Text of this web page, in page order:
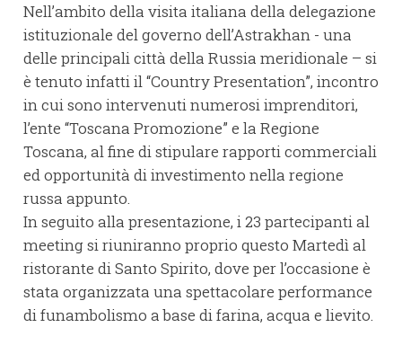
Nell’ambito della visita italiana della delegazione
istituzionale del governo dell’Astrakhan - una
delle principali città della Russia meridionale – si
è tenuto infatti il “Country Presentation”, incontro
in cui sono intervenuti numerosi imprenditori,
l’ente “Toscana Promozione” e la Regione
Toscana, al fine di stipulare rapporti commerciali
ed opportunità di investimento nella regione
russa appunto.
In seguito alla presentazione, i 23 partecipanti al
meeting si riuniranno proprio questo Martedì al
ristorante di Santo Spirito, dove per l’occasione è
stata organizzata una spettacolare performance
di funambolismo a base di farina, acqua e lievito.